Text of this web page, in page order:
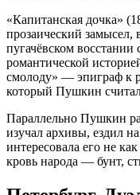
«Капитанская дочка»
прозаический
пугачёвском
романтической
смолоду» — эпиграф к
который Пушкин
Параллельно Пушкин
изучал архивы, ездил
интересовала его не
кровь народа — бунт,